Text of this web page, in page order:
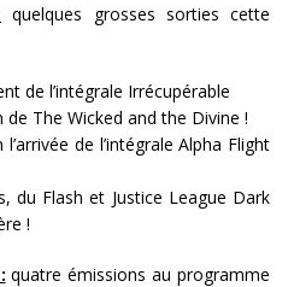
quelques grosses sorties cette
de l’intégrale Irrécupérable
The Wicked and the Divine !
de l’intégrale Alpha Flight
du Flash et Justice League Dark
!
quatre émissions au programme